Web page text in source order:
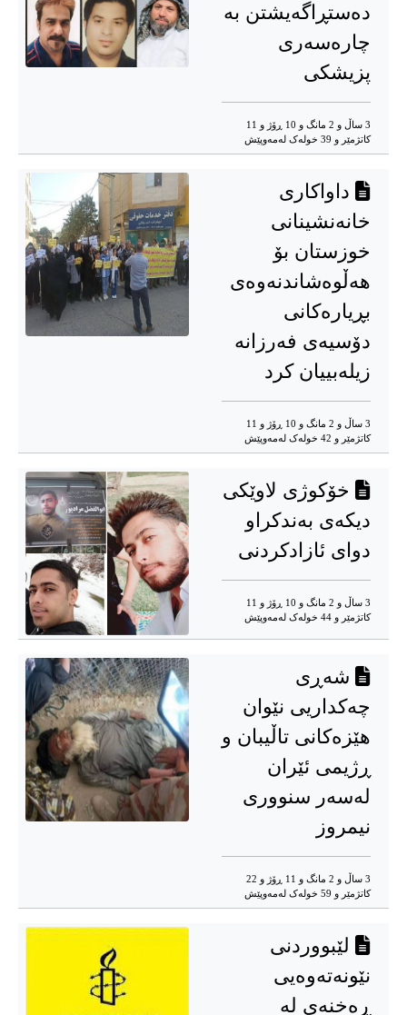
دەستڕاگەیشتن بە
چارەسەری
پزیشکی
3 ساڵ و 2 مانگ و 10 ڕۆژ و 11
کاتژمێر و 39 خوله‌ک له‌مه‌وپێش‌
داواکاری
خانەنشینانی
خوزستان بۆ
هەڵوەشاندنەوەی
بڕیارەکانی
دۆسیەی فەرزانە
زیلەبییان کرد
3 ساڵ و 2 مانگ و 10 ڕۆژ و 11
کاتژمێر و 42 خوله‌ک له‌مه‌وپێش‌
خۆکوژی لاوێکی
دیکەی بەندکراو
دوای ئازادکردنی
3 ساڵ و 2 مانگ و 10 ڕۆژ و 11
کاتژمێر و 44 خوله‌ک له‌مه‌وپێش‌
شەڕی
چەکداریی نێوان
هێزەکانی تاڵیبان و
ڕژیمی ئێران
لەسەر سنووری
نیمروز
3 ساڵ و 2 مانگ و 11 ڕۆژ و 22
کاتژمێر و 59 خوله‌ک له‌مه‌وپێش‌
لێبووردنی
نێونەتەوەیی
ڕەخنەی لە